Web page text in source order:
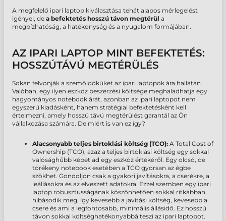
A megfelelő ipari laptop kiválasztása tehát alapos mérlegelést
igényel, de a befektetés hosszú távon megtérül a
megbízhatóság, a hatékonyság és a nyugalom formájában.
AZ IPARI LAPTOP MINT BEFEKTETÉS:
HOSSZÚTÁVÚ MEGTÉRÜLÉS
Sokan felvonják a szemöldöküket az ipari laptopok ára hallatán.
Valóban, egy ilyen eszköz beszerzési költsége meghaladhatja egy
hagyományos notebook árát, azonban az ipari laptopot nem
egyszerű kiadásként, hanem stratégiai befektetésként kell
értelmezni, amely hosszú távú megtérülést garantál az Ön
vállalkozása számára. De miért is van ez így?
Alacsonyabb teljes birtoklási költség (TCO): A Total Cost of
Ownership (TCO), azaz a teljes birtoklási költség egy sokkal
valósághűbb képet ad egy eszköz értékéről. Egy olcsó, de
törékeny notebook esetében a TCO gyorsan az égbe
szökhet. Gondoljon csak a gyakori javításokra, a cserékre, a
leállásokra és az elveszett adatokra. Ezzel szemben egy ipari
laptop robusztusságának köszönhetően sokkal ritkábban
hibásodik meg, így kevesebb a javítási költség, kevesebb a
csere és ami a legfontosabb, minimális állásidő. Ez hosszú
távon sokkal költséghatékonyabbá teszi az ipari laptopot.